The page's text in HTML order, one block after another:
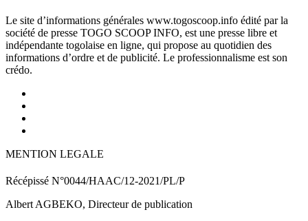
Le site d’informations générales www.togoscoop.info édité par la
société de presse TOGO SCOOP INFO, est une presse libre et
indépendante togolaise en ligne, qui propose au quotidien des
informations d’ordre et de publicité. Le professionnalisme est son
crédo.
MENTION LEGALE
Récépissé N°0044/HAAC/12-2021/PL/P
Albert AGBEKO, Directeur de publication